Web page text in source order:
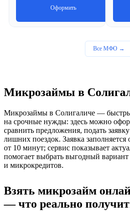
Оформить
Все МФО →
Микрозаймы в
Микрозаймы в Солигаличе —
на срочные нужды: здесь можно
сравнить предложения, подать
лишних поездок. Заявка
от 10 минут; сервис показывает
помогает выбрать выгодный
и микрокредитов.
Взять микрозайм
— что реально